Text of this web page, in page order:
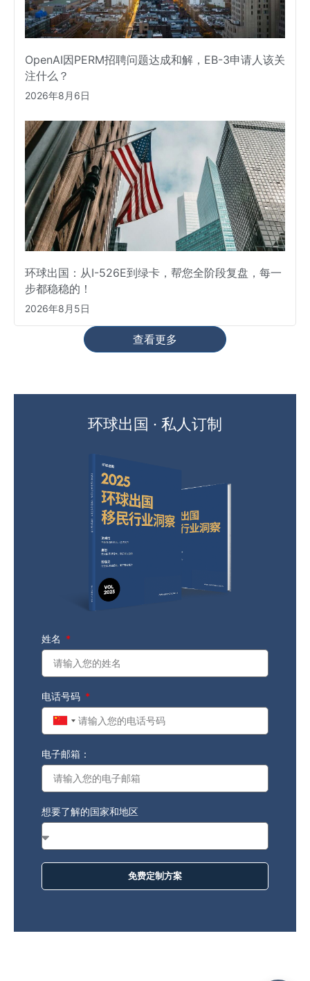
OpenAI因PERM招聘问题达成和解，EB-3申请人该关
注什么？
2026年8月6日
环球出国：从I-526E到绿卡，帮您全阶段复盘，每一
步都稳稳的！
2026年8月5日
查看更多
环球出国 · 私人订制
姓名
电话号码
China
电子邮箱：
想要了解的国家和地区
免费定制方案